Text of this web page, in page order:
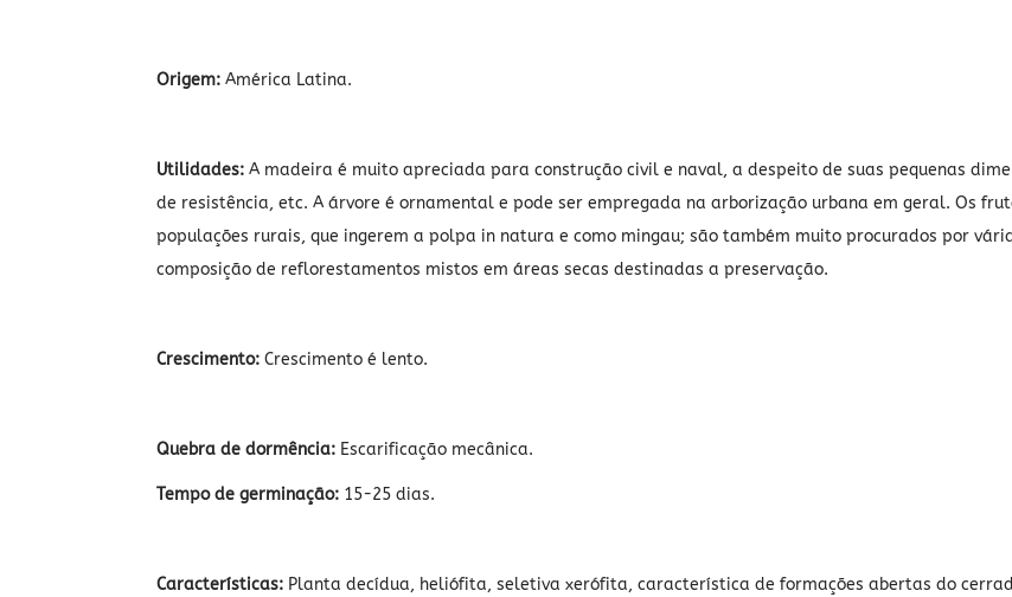
Origem: América Latina.
Utilidades: A madeira é muito apreciada para construção civil e naval, a despeito de suas pequenas
de resistência, etc. A árvore é ornamental e pode ser empregada na arborização urbana em geral. Os
populações rurais, que ingerem a polpa in natura e como mingau; são também muito procurados por
composição de reflorestamentos mistos em áreas secas destinadas a preservação.
Crescimento: Crescimento é lento.
Quebra de dormência: Escarificação mecânica.
Tempo de germinação: 15-25 dias.
Características: Planta decídua, heliófita, seletiva xerófita, característica de formações abertas do